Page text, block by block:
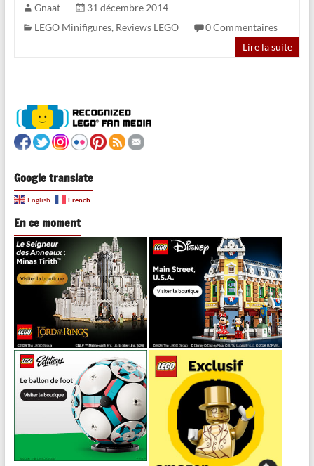
Gnaat
31 décembre 2014
LEGO Minifigures, Reviews LEGO
0 Commentaires
Lire la suite
Google translate
English French
En ce moment